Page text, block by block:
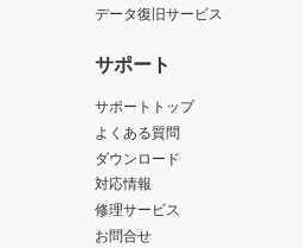
データ復旧サービス
サポート
サポートトップ
よくある質問
ダウンロード
対応情報
修理サービス
お問合せ